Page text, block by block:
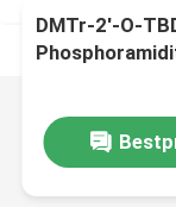
DMTr-2'-O-